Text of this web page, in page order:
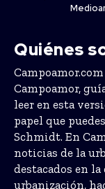
Quiénes
Campoamor,
leer en esta
papel que
Schmidt. En
noticias de la
destacados en
urbanización,